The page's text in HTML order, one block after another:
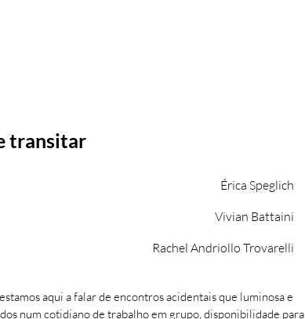
transitar
Érica Speglich
Vivian Battaini
Rachel Andriollo Trovarelli
aqui a falar de encontros acidentais que luminosa e
num cotidiano de trabalho em grupo, disponibilidade para